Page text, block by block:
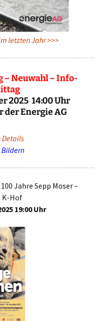
letzten Jahr >>>
– Neuwahl – Info-
2025 14:00 Uhr
der Energie AG
Details
Bildern
Jahre Sepp Moser –
K-Hof
19:00 Uhr